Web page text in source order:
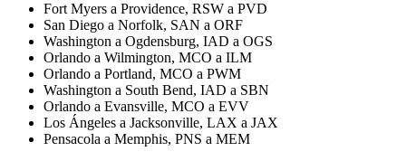
Fort Myers a Providence, RSW a PVD
San Diego a Norfolk, SAN a ORF
Washington a Ogdensburg, IAD a OGS
Orlando a Wilmington, MCO a ILM
Orlando a Portland, MCO a PWM
Washington a South Bend, IAD a SBN
Orlando a Evansville, MCO a EVV
Los Ángeles a Jacksonville, LAX a JAX
Pensacola a Memphis, PNS a MEM